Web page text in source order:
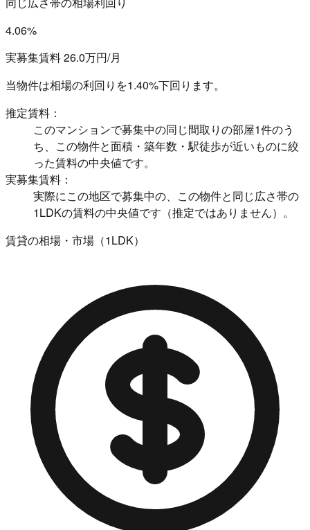
4.06%
実募集賃料 26.0万円/月
当物件は相場の利回りを1.40%下回ります。
推定賃料：
このマンションで募集中の同じ間取りの部屋1件のう
ち、この物件と面積・築年数・駅徒歩が近いものに絞
った賃料の中央値です。
実募集賃料：
実際にこの地区で募集中の、この物件と同じ広さ帯の
1LDKの賃料の中央値です（推定ではありません）。
賃貸の相場・市場（1LDK）